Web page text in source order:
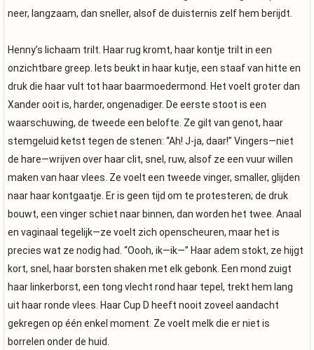
neer, langzaam, dan sneller, alsof de duisternis zelf hem berijdt.
Henny’s lichaam trilt. Haar rug kromt, haar kontje trilt in een
onzichtbare greep. Iets beukt in haar kutje, een staaf van hitte en
druk die haar vult tot haar baarmoedermond. Het voelt groter dan
Xander ooit is, harder, ongenadiger. De eerste stoot is een
waarschuwing, de tweede een belofte. Ze gilt van genot, haar
stemgeluid ketst tegen de stenen: “Ah! J-ja, daar!” Vingers—niet
de hare—wrijven over haar clit, snel, ruw, alsof ze een vuur willen
maken van haar vlees. Ze voelt een tweede vinger, smaller, glijden
naar haar kontgaatje. Er is geen tijd om te protesteren; de druk
bouwt, een vinger schiet naar binnen, dan worden het twee. Anaal
en vaginaal tegelijk—ze voelt zich openscheuren, maar het is
precies wat ze nodig had. “Oooh, ik—ik—” Haar adem stokt, ze hijgt
kort, snel, haar borsten shaken met elk gebonk. Een mond zuigt
haar linkerborst, een tong vlecht rond haar tepel, trekt hem lang
uit haar ronde vlees. Haar Cup D heeft nooit zoveel aandacht
gekregen op één enkel moment. Ze voelt melk die er niet is
borrelen onder de huid.